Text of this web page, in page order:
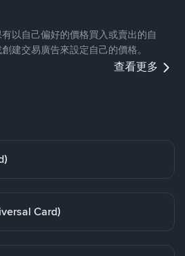
以自己偏好的價格買入或賣出的自
建交易廣告來設定自己的價格。
查看更多
Card)